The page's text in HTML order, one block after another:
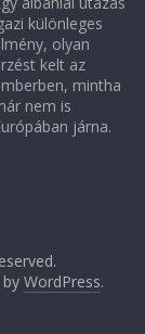
különleges
olyan
kelt az
mintha
nem is
járna.
WordPress.